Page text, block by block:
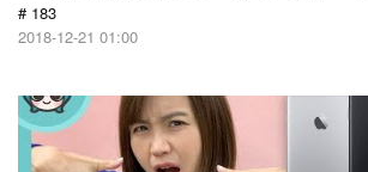
# 183
2018-12-21 01:00